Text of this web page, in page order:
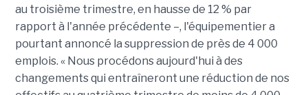
au troisième trimestre, en hausse de 12 % par
rapport à l'année précédente –, l'équipementier a
pourtant annoncé la suppression de près de 4 000
emplois. « Nous procédons aujourd'hui à des
changements qui entraîneront une réduction de nos